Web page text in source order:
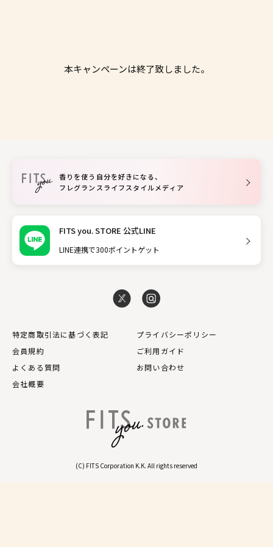
本キャンペーンは終了致しました。
香りを使う自分を好きになる、
フレグランスライフスタイルメディア
FITS you. STORE 公式LINE
LINE連携で300ポイントゲット
特定商取引法に基づく表記
プライバシーポリシー
会員規約
ご利用ガイド
よくある質問
お問い合わせ
会社概要
(C) FITS Corporation K.K. All rights reserved